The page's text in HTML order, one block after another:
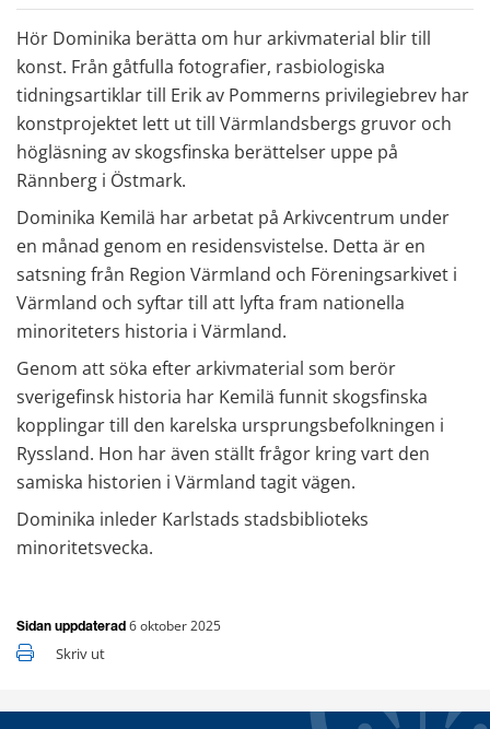
Hör Dominika berätta om hur arkivmaterial blir till
konst. Från gåtfulla fotografier, rasbiologiska
tidningsartiklar till Erik av Pommerns privilegiebrev har
konstprojektet lett ut till Värmlandsbergs gruvor och
högläsning av skogsfinska berättelser uppe på
Rännberg i Östmark.
Dominika Kemilä har arbetat på Arkivcentrum under
en månad genom en residensvistelse. Detta är en
satsning från Region Värmland och Föreningsarkivet i
Värmland och syftar till att lyfta fram nationella
minoriteters historia i Värmland.
Genom att söka efter arkivmaterial som berör
sverigefinsk historia har Kemilä funnit skogsfinska
kopplingar till den karelska ursprungsbefolkningen i
Ryssland. Hon har även ställt frågor kring vart den
samiska historien i Värmland tagit vägen.
Dominika inleder Karlstads stadsbiblioteks
minoritetsvecka.
Sidan uppdaterad 6 oktober 2025
Skriv ut